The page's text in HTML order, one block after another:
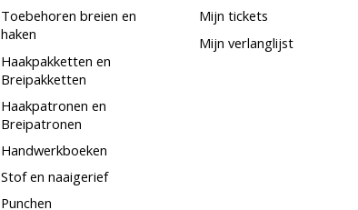
Toebehoren breien en
haken
Haakpakketten en
Breipakketten
Haakpatronen en
Breipatronen
Handwerkboeken
Stof en naaigerief
Punchen
Mijn tickets
Mijn verlanglijst